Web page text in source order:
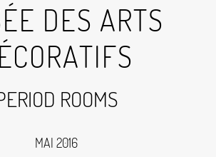
DES ARTS
ROOMS
MAI 2016